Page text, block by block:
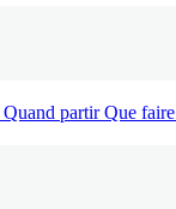
Quand partirQue faire